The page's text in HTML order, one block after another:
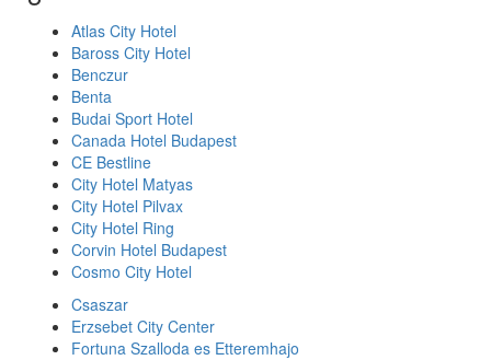
Atlas City Hotel
Baross City Hotel
Benczur
Benta
Budai Sport Hotel
Canada Hotel Budapest
CE Bestline
City Hotel Matyas
City Hotel Pilvax
City Hotel Ring
Corvin Hotel Budapest
Cosmo City Hotel
Csaszar
Erzsebet City Center
Fortuna Szalloda es Etteremhajo